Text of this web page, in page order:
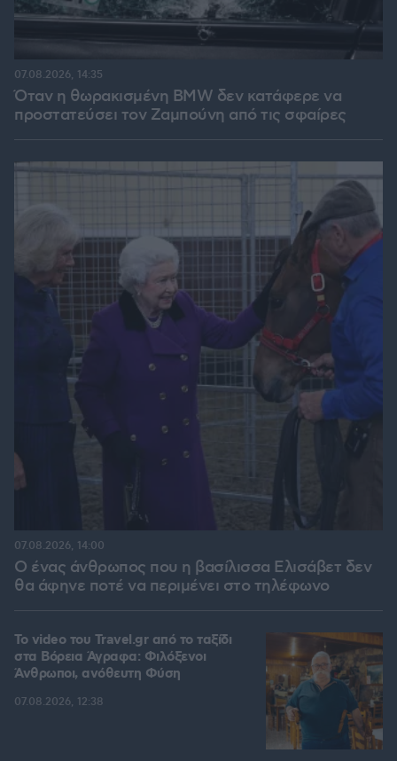
Όταν η θωρακισμένη BMW δεν κατάφερε να
προστατεύσει τον Ζαμπούνη από τις σφαίρες
07.08.2026, 14:35
Ο ένας άνθρωπος που η βασίλισσα Ελισάβετ δεν
θα άφηνε ποτέ να περιμένει στο τηλέφωνο
07.08.2026, 14:00
To video του Travel.gr από το ταξίδι
στα Βόρεια Άγραφα: Φιλόξενοι
Άνθρωποι, ανόθευτη Φύση
07.08.2026, 12:38